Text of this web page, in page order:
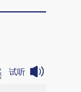
试听